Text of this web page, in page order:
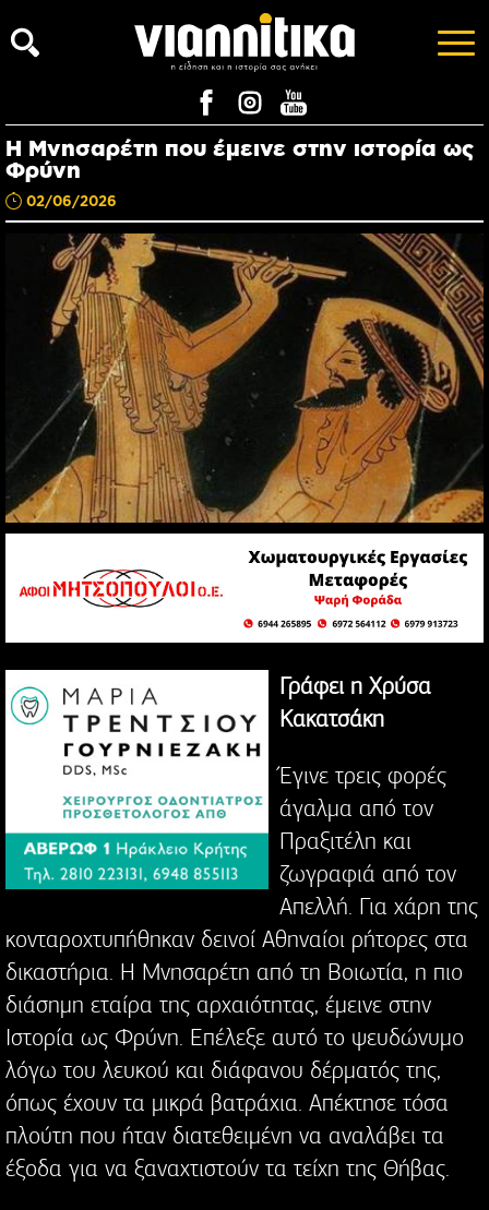
Η Μνησαρέτη που έμεινε στην ιστορία ως
Φρύνη
02/06/2026
Γράφει η Χρύσα
Κακατσάκη
Έγινε τρεις φορές
άγαλμα από τον
Πραξιτέλη και
ζωγραφιά από τον
Απελλή. Για χάρη της
κονταροχτυπήθηκαν δεινοί Αθηναίοι ρήτορες στα
δικαστήρια. Η Μνησαρέτη από τη Βοιωτία, η πιο
διάσημη εταίρα της αρχαιότητας, έμεινε στην
Ιστορία ως Φρύνη. Επέλεξε αυτό το ψευδώνυμο
λόγω του λευκού και διάφανου δέρματός της,
όπως έχουν τα μικρά βατράχια. Απέκτησε τόσα
πλούτη που ήταν διατεθειμένη να αναλάβει τα
έξοδα για να ξαναχτιστούν τα τείχη της Θήβας.